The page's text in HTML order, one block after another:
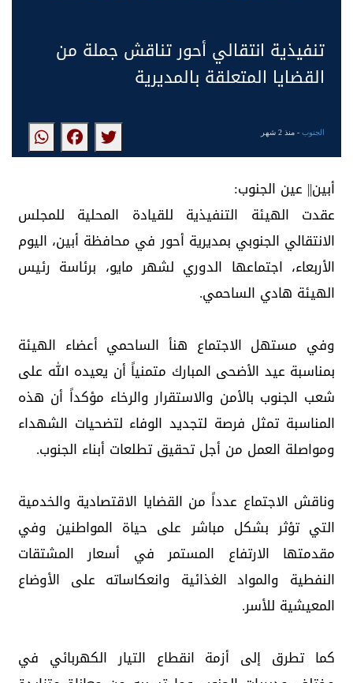
تنفيذية انتقالي أحور تناقش جملة من
القضايا المتعلقة بالمديرية
الجنوب- منذ 2 شهر
أبين|| عين الجنوب:
عقدت الهيئة التنفيذية للقيادة المحلية للمجلس
الانتقالي الجنوبي بمديرية أحور في محافظة أبين، اليوم
الأربعاء، اجتماعها الدوري لشهر مايو، برئاسة رئيس
الهيئة هادي الساحمي.
وفي مستهل الاجتماع هنأ الساحمي أعضاء الهيئة
بمناسبة عيد الأضحى المبارك متمنياً أن يعيده الله على
شعب الجنوب بالأمن والاستقرار والرخاء مؤكداً أن هذه
المناسبة تمثل فرصة لتجديد الوفاء لتضحيات الشهداء
ومواصلة العمل من أجل تحقيق تطلعات أبناء الجنوب.
وناقش الاجتماع عدداً من القضايا الاقتصادية والخدمية
التي تؤثر بشكل مباشر على حياة المواطنين وفي
مقدمتها الارتفاع المستمر في أسعار المشتقات
النفطية والمواد الغذائية وانعكاساته على الأوضاع
المعيشية للأسر.
كما تطرق إلى أزمة انقطاع التيار الكهربائي في